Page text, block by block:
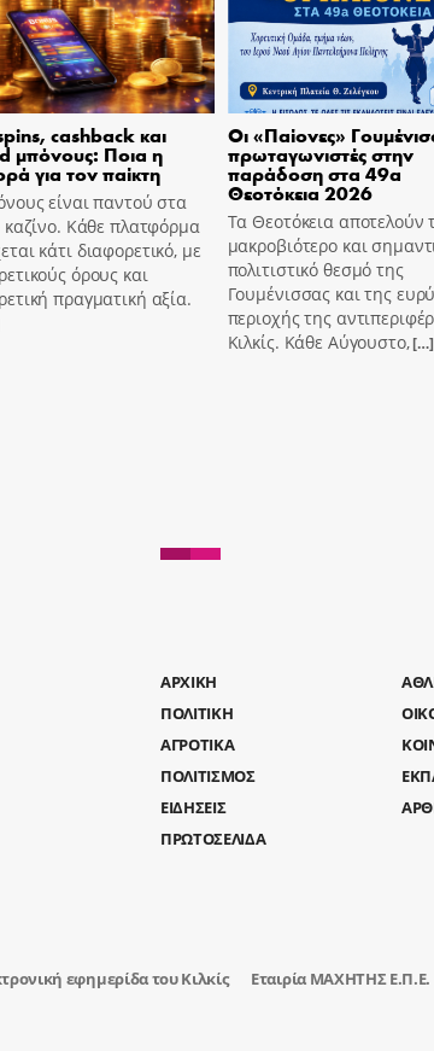
cashback και
μπόνους: Ποια η
για τον παίκτη
είναι παντού στα
Κάθε πλατφόρμα
κάτι διαφορετικό, με
όρους και
πραγματική αξία.
Οι «Παίονες»
πρωταγωνιστές στην
παράδοση στα 49α
Θεοτόκεια 2026
Τα Θεοτόκεια αποτελούν
μακροβιότερο και
πολιτιστικό θεσμό της
Γουμένισσας και της
περιοχής της
Κιλκίς. Κάθε Αύγουστο,[…]
AΡΧΙΚΗ
ΠΟΛΙΤΙΚΗ
ΑΓΡΟΤΙΚΑ
ΠΟΛΙΤΙΣΜΟΣ
ΕΙΔΗΣΕΙΣ
ΠΡΩΤΟΣΕΛΙΔΑ
εφημερίδα του Κιλκίς Εταιρία ΜΑΧΗΤΗΣ Ε.Π.Ε.